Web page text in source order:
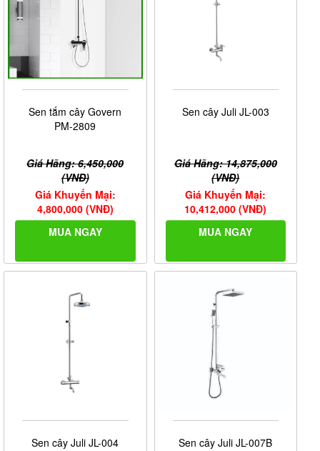
Sen tắm cây Govern
PM-2809
Giá Hãng: 6,450,000
(VNĐ)
Giá Khuyến Mại:
4,800,000 (VNĐ)
MUA NGAY
Sen cây Juli JL-003
Giá Hãng: 14,875,000
(VNĐ)
Giá Khuyến Mại:
10,412,000 (VNĐ)
MUA NGAY
Sen cây Juli JL-004 Sen cây Juli JL-007B